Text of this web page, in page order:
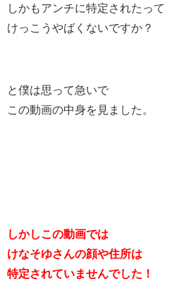
しかもアンチに特定されたって
けっこうやばくないですか？
と僕は思って急いで
この動画の中身を見ました。
しかしこの動画では
けなそゆさんの顔や住所は
特定されていませんでした！